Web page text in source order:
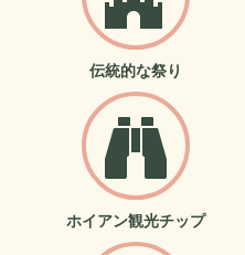
伝統的な祭り
ホイアン観光チップ